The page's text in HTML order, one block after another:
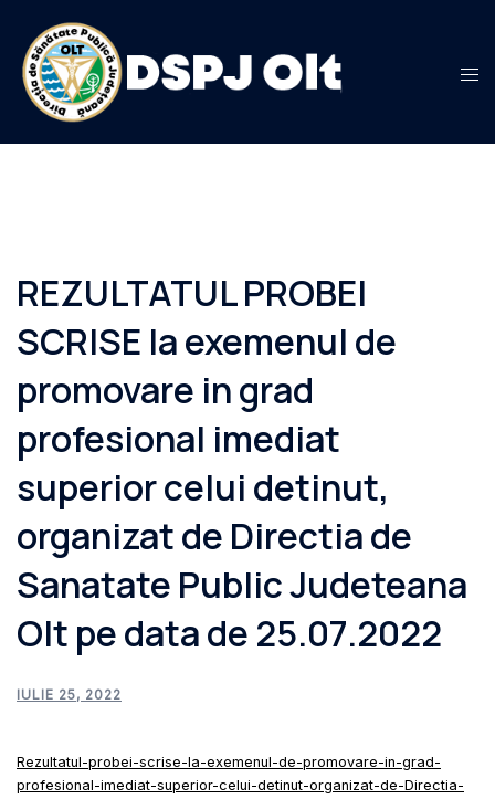
conținut
REZULTATUL PROBEI
SCRISE la exemenul de
promovare in grad
profesional imediat
superior celui detinut,
organizat de Directia de
Sanatate Public Judeteana
Olt pe data de 25.07.2022
IULIE 25, 2022
Rezultatul-probei-scrise-la-exemenul-de-promovare-in-grad-
profesional-imediat-superior-celui-detinut-organizat-de-Directia-